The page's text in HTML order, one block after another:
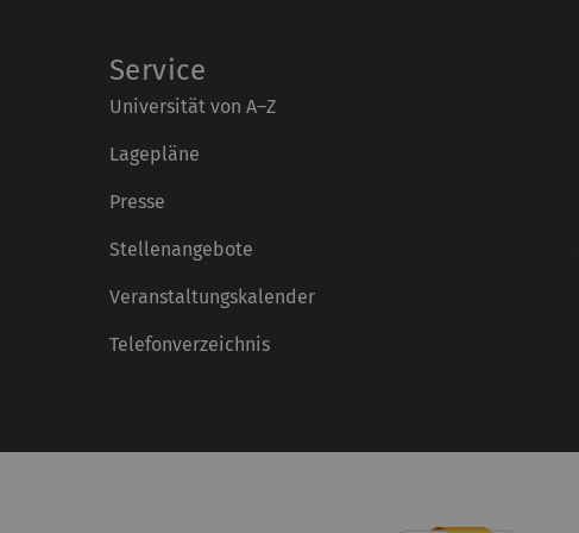
Service
Universität von A–Z
Lagepläne
Presse
Stellenangebote
Veranstaltungskalender
Telefonverzeichnis